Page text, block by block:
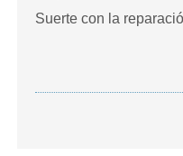
Suerte con la